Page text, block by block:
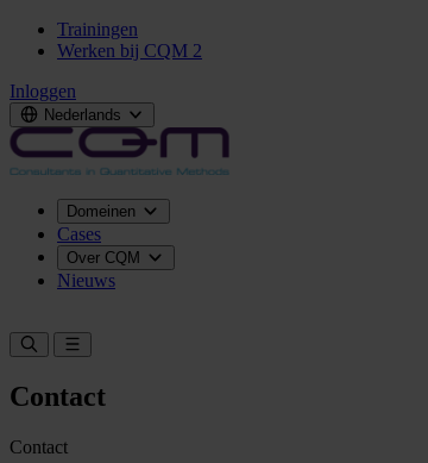
Trainingen
Werken bij CQM 2
Inloggen
Nederlands
Domeinen
Cases
Over CQM
Nieuws
Contact
Contact